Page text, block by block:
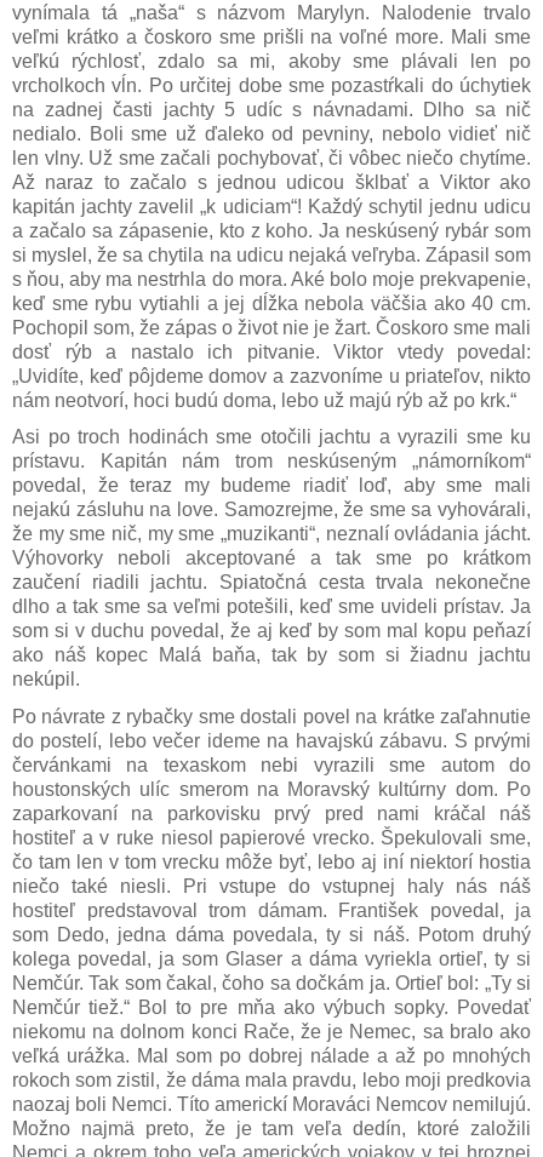
vynímala tá „naša“ s názvom Marylyn. Nalodenie trvalo
veľmi krátko a čoskoro sme prišli na voľné more. Mali sme
veľkú rýchlosť, zdalo sa mi, akoby sme plávali len po
vrcholkoch vĺn. Po určitej dobe sme pozastŕkali do úchytiek
na zadnej časti jachty 5 udíc s návnadami. Dlho sa nič
nedialo. Boli sme už ďaleko od pevniny, nebolo vidieť nič
len vlny. Už sme začali pochybovať, či vôbec niečo chytíme.
Až naraz to začalo s jednou udicou šklbať a Viktor ako
kapitán jachty zavelil „k udiciam“! Každý schytil jednu udicu
a začalo sa zápasenie, kto z koho. Ja neskúsený rybár som
si myslel, že sa chytila na udicu nejaká veľryba. Zápasil som
s ňou, aby ma nestrhla do mora. Aké bolo moje prekvapenie,
keď sme rybu vytiahli a jej dĺžka nebola väčšia ako 40 cm.
Pochopil som, že zápas o život nie je žart. Čoskoro sme mali
dosť rýb a nastalo ich pitvanie. Viktor vtedy povedal:
„Uvidíte, keď pôjdeme domov a zazvoníme u priateľov, nikto
nám neotvorí, hoci budú doma, lebo už majú rýb až po krk.“
Asi po troch hodinách sme otočili jachtu a vyrazili sme ku
prístavu. Kapitán nám trom neskúseným „námorníkom“
povedal, že teraz my budeme riadiť loď, aby sme mali
nejakú zásluhu na love. Samozrejme, že sme sa vyhovárali,
že my sme nič, my sme „muzikanti“, neznalí ovládania jácht.
Výhovorky neboli akceptované a tak sme po krátkom
zaučení riadili jachtu. Spiatočná cesta trvala nekonečne
dlho a tak sme sa veľmi potešili, keď sme uvideli prístav. Ja
som si v duchu povedal, že aj keď by som mal kopu peňazí
ako náš kopec Malá baňa, tak by som si žiadnu jachtu
nekúpil.
Po návrate z rybačky sme dostali povel na krátke zaľahnutie
do postelí, lebo večer ideme na havajskú zábavu. S prvými
červánkami na texaskom nebi vyrazili sme autom do
houstonských ulíc smerom na Moravský kultúrny dom. Po
zaparkovaní na parkovisku prvý pred nami kráčal náš
hostiteľ a v ruke niesol papierové vrecko. Špekulovali sme,
čo tam len v tom vrecku môže byť, lebo aj iní niektorí hostia
niečo také niesli. Pri vstupe do vstupnej haly nás náš
hostiteľ predstavoval trom dámam. František povedal, ja
som Dedo, jedna dáma povedala, ty si náš. Potom druhý
kolega povedal, ja som Glaser a dáma vyriekla ortieľ, ty si
Nemčúr. Tak som čakal, čoho sa dočkám ja. Ortieľ bol: „Ty si
Nemčúr tiež.“ Bol to pre mňa ako výbuch sopky. Povedať
niekomu na dolnom konci Rače, že je Nemec, sa bralo ako
veľká urážka. Mal som po dobrej nálade a až po mnohých
rokoch som zistil, že dáma mala pravdu, lebo moji predkovia
naozaj boli Nemci. Títo americkí Moraváci Nemcov nemilujú.
Možno najmä preto, že je tam veľa dedín, ktoré založili
Nemci a okrem toho veľa amerických vojakov v tej hroznej